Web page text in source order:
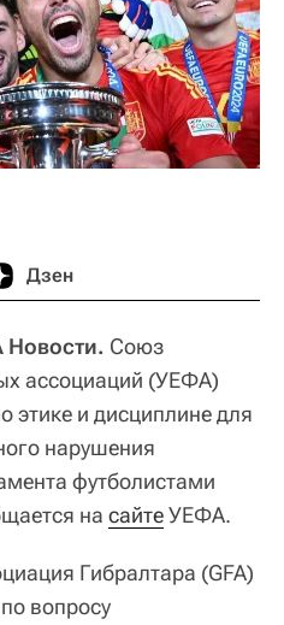
Дзен
Союз
ассоциаций (УЕФА)
этике и дисциплине для
нарушения
футболистами
на сайтеУЕФА.
Гибралтара (GFA)
вопросу